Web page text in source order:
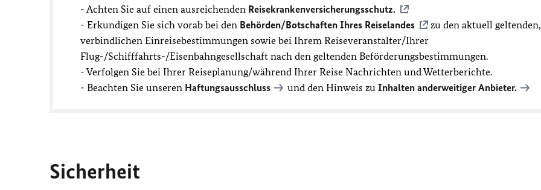
- Achten Sie auf einen ausreichenden Reisekrankenversicherungsschutz.
- Erkundigen Sie sich vorab bei den Behörden/Botschaften Ihres Reiselandes
zu den aktuell geltenden,
verbindlichen Einreisebestimmungen sowie bei Ihrem Reiseveranstalter/Ihrer
Flug-/Schifffahrts-/Eisenbahngesellschaft nach den geltenden Beförderungsbestimmungen.
- Verfolgen Sie bei Ihrer Reiseplanung/während Ihrer Reise Nachrichten und Wetterberichte.
- Beachten Sie unseren Haftungsausschluss und den Hinweis zu Inhalten anderweitiger Anbieter.
Sicherheit